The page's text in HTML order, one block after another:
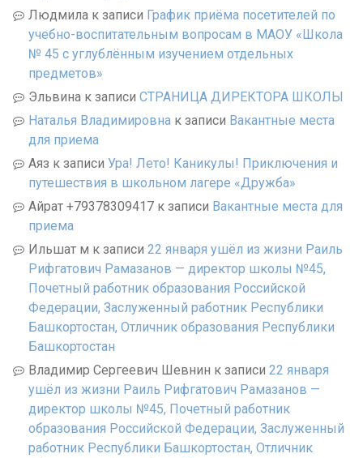
Людмила к записи График приёма посетителей по
учебно-воспитательным вопросам в МАОУ «Школа
№ 45 с углублённым изучением отдельных
предметов»
Эльвина к записи СТРАНИЦА ДИРЕКТОРА ШКОЛЫ
Наталья Владимировна к записи Вакантные места
для приема
Аяз к записи Ура! Лето! Каникулы! Приключения и
путешествия в школьном лагере «Дружба»
Айрат +79378309417 к записи Вакантные места для
приема
Ильшат м к записи 22 января ушёл из жизни Раиль
Рифгатович Рамазанов — директор школы №45,
Почетный работник образования Российской
Федерации, Заслуженный работник Республики
Башкортостан, Отличник образования Республики
Башкортостан
Владимир Сергеевич Шевнин к записи 22 января
ушёл из жизни Раиль Рифгатович Рамазанов —
директор школы №45, Почетный работник
образования Российской Федерации, Заслуженный
работник Республики Башкортостан, Отличник